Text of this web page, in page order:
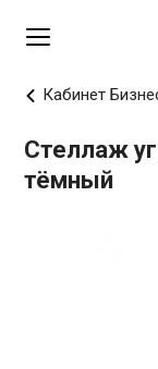
Кабинет
Стеллаж
тёмный